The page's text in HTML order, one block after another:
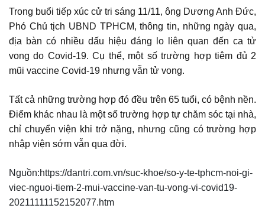
Trong buổi tiếp xúc cử tri sáng 11/11, ông Dương Anh Đức,
Phó Chủ tịch UBND TPHCM, thông tin, những ngày qua,
địa bàn có nhiều dấu hiệu đáng lo liên quan đến ca tử
vong do Covid-19. Cụ thể, một số trường hợp tiêm đủ 2
mũi vaccine Covid-19 nhưng vẫn tử vong.
Tất cả những trường hợp đó đều trên 65 tuổi, có bệnh nền.
Điểm khác nhau là một số trường hợp tự chăm sóc tại nhà,
chỉ chuyển viện khi trở nặng, nhưng cũng có trường hợp
nhập viện sớm vẫn qua đời.
Nguồn:https://dantri.com.vn/suc-khoe/so-y-te-tphcm-noi-gi-
viec-nguoi-tiem-2-mui-vaccine-van-tu-vong-vi-covid19-
20211111152152077.htm